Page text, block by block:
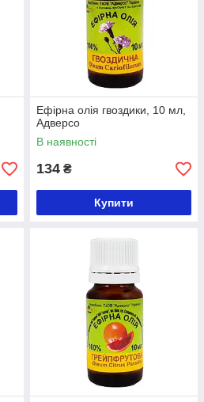
Ефірна олія гвоздики, 10 мл,
Адверсо
В наявності
134 ₴
Купити